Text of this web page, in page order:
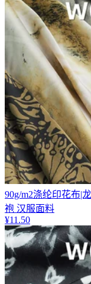
90g/m2涤纶印花布|
袍 汉服面料
¥11.50